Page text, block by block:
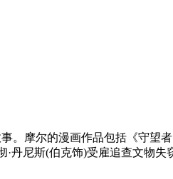
摩尔的漫画作品包括《守望
丹尼斯(伯克饰)受雇追查文物